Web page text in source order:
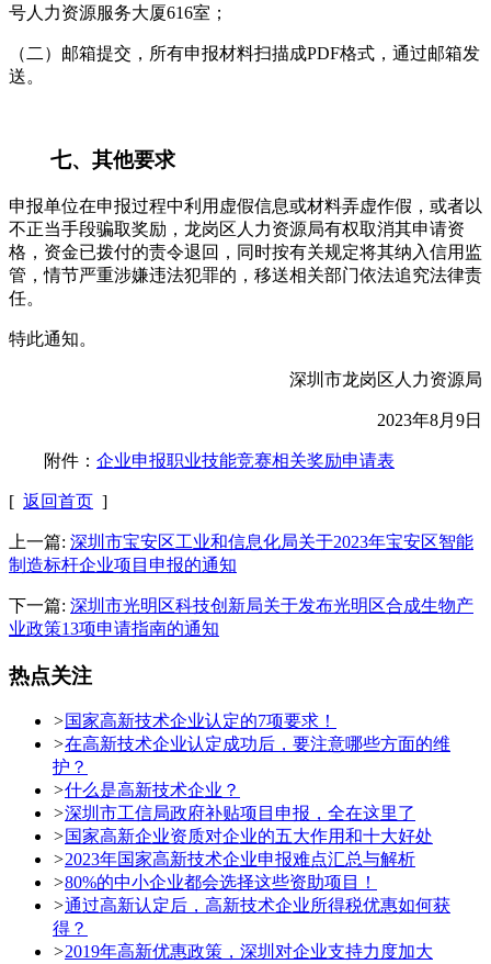
号人力资源服务大厦616室；
（二）邮箱提交，所有申报材料扫描成PDF格式，通过邮箱发
送。
七、其他要求
申报单位在申报过程中利用虚假信息或材料弄虚作假，或者以
不正当手段骗取奖励，龙岗区人力资源局有权取消其申请资
格，资金已拨付的责令退回，同时按有关规定将其纳入信用监
管，情节严重涉嫌违法犯罪的，移送相关部门依法追究法律责
任。
特此通知。
深圳市龙岗区人力资源局
2023年8月9日
附件： 企业申报职业技能竞赛相关奖励申请表
[ 返回首页 ]
上一篇: 深圳市宝安区工业和信息化局关于2023年宝安区智能
制造标杆企业项目申报的通知
下一篇: 深圳市光明区科技创新局关于发布光明区合成生物产
业政策13项申请指南的通知
热点关注
> 国家高新技术企业认定的7项要求！
>在高新技术企业认定成功后，要注意哪些方面的维
护？
>什么是高新技术企业？
>深圳市工信局政府补贴项目申报，全在这里了
> 国家高新企业资质对企业的五大作用和十大好处
>2023年国家高新技术企业申报难点汇总与解析
>80%的中小企业都会选择这些资助项目！
>通过高新认定后，高新技术企业所得税优惠如何获
得？
>2019年高新优惠政策，深圳对企业支持力度加大